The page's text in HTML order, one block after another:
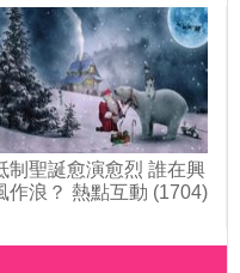
制聖誕愈演愈烈 誰在興
作浪？ 熱點互動 (1704)